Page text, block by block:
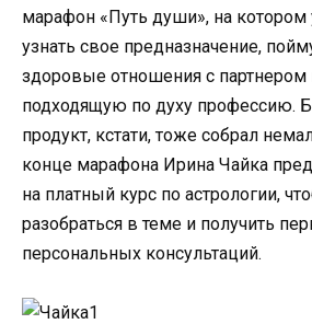
марафон «Путь души», на котором
узнать свое предназначение,
здоровые отношения с партнером
подходящую по духу профессию.
продукт, кстати, тоже собрал
конце марафона Ирина Чайка
на платный курс по астрологии,
разобраться в теме и получить
персональных консультаций.